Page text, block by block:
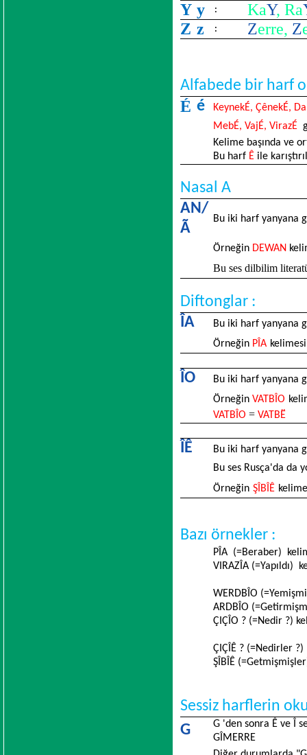
Y y : KaY, Ra
Z z : Zerre, Z
Alfabede bir harf
É é
KeynekÉ, ÇênekÉ,
MebÉ, VajÉ, VirazÉ
Kelime başında ve
Bu harf Ê ile
Nasal A
AN/
Ã
Bu iki harf yanyana
Örneğin DEWAN
Bu ses dilbilim
Diftonglar :
ÎA
Bu iki harf yanyana
Örneğin PÎA
ÎO
Bu iki harf yanyana
Örneğin VATBÎO
VATBÎO = VATBЁ
ÎÊ
Bu iki harf yanyana
Bu ses Rusça'da da
Örneğin ŞÎBÎÊ
Bazı örnekler :
PÎA (=Beraber)
VIRAZÎA (=Yapıldı)
WERDBÎO
ARDBÎO
ÇIÇÎO ? (=Nedir ?)
ÇIÇÎÊ ? (=Nedirler ?)
ŞÎBÎÊ
Sessiz harflerin
G
G 'den sonra Ê ve Î
GÎMERRE